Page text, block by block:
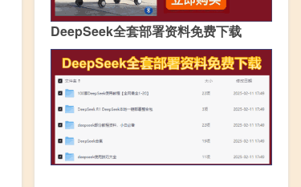
DeepSeek全套部署资料免费下载